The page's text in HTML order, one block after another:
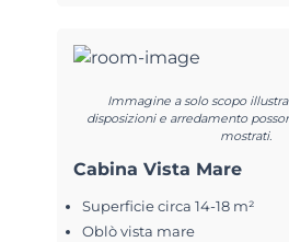
Immagine a solo scopo
disposizioni e arredamento
mostrati.
Cabina Vista Mare
Superficie circa 14-18 m²
Oblò vista mare